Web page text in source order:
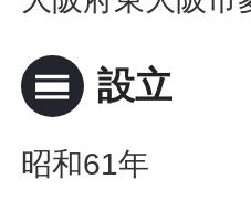
calendar_view_day 設立
昭和61年